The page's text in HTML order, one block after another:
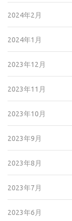
2024年2月
2024年1月
2023年12月
2023年11月
2023年10月
2023年9月
2023年8月
2023年7月
2023年6月